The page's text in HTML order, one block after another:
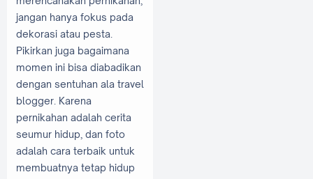
jangan hanya fokus pada
dekorasi atau pesta.
Pikirkan juga bagaimana
momen ini bisa diabadikan
dengan sentuhan ala travel
blogger. Karena
pernikahan adalah cerita
seumur hidup, dan foto
adalah cara terbaik untuk
membuatnya tetap hidup